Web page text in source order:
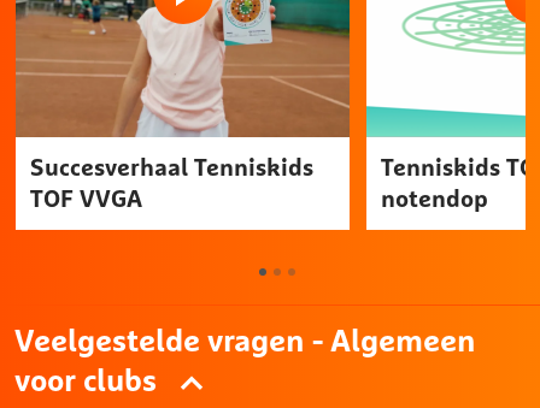
Succesverhaal Tenniskids
TOF VVGA
Tenniskids
notendop
Veelgestelde vragen - Algemeen
voor clubs